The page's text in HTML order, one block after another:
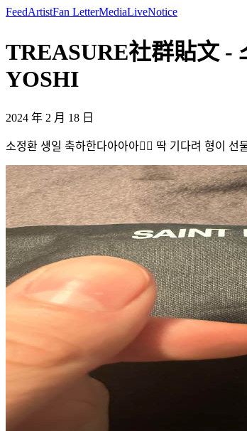
FeedArtistFan LetterMediaLiveNotice
TREASURE社群貼文 -
YOSHI
2024 年 2 月 18 日
소정환 생일 축하한다아아아❤️‍🔥 딱 기다려 형이 선